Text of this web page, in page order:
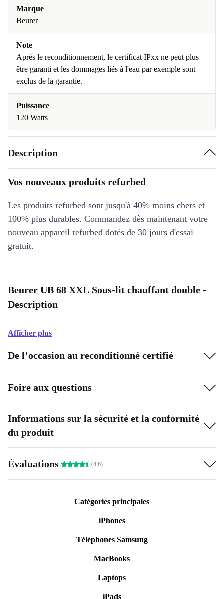
Marque
Beurer
Note
Aprés le reconditionnement, le certificat IPxx ne peut plus
être garanti et les dommages liés à l'eau par exemple sont
exclus de la garantie.
Puissance
120 Watts
Description
Vos nouveaux produits refurbed
Les produits refurbed sont jusqu'à 40% moins chers et
100% plus durables. Commandez dès maintenant votre
nouveau appareil refurbed dotés de 30 jours d'essai
gratuit.
Beurer UB 68 XXL Sous-lit chauffant double -
Description
Afficher plus
De l’occasion au reconditionné certifié
Foire aux questions
Informations sur la sécurité et la conformité
du produit
Évaluations (4.6)
Catégories principales
iPhones
Téléphones Samsung
MacBooks
Laptops
iPads